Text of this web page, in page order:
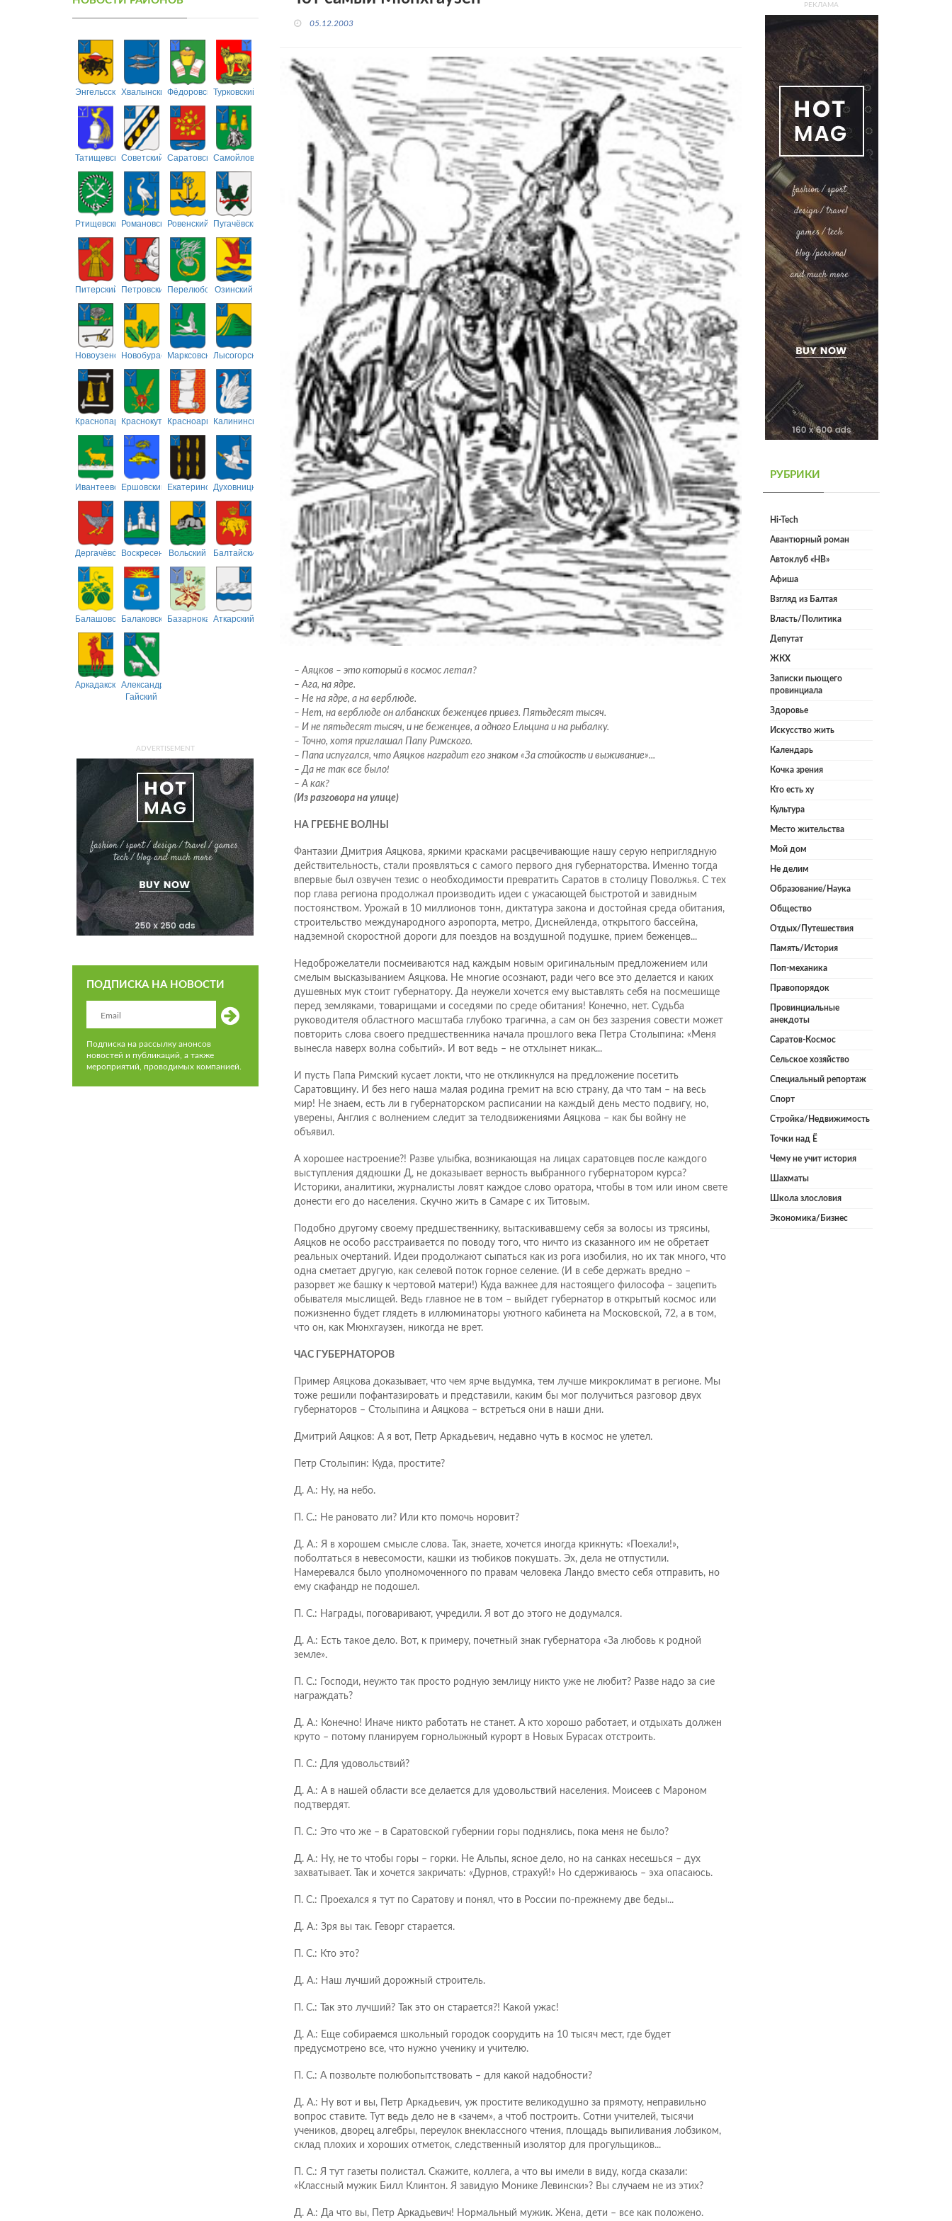
ЭнгельсскийХвалынскийФёдоровскийТурковский
ТатищевскийСоветский СаратовскийСамойловский
РтищевскийРомановскийРовенский Пугачёвский
Питерский ПетровскийПерелюбскийОзинский
НовоузенскийНовобурасскийМарксовскийЛысогорский
Краснопартизанский
КраснокутскийКрасноармейский
Калининский
ИвантеевскийЕршовский ЕкатериновскийДуховницкий
ДергачёвскийВоскресенскийВольский Балтайский
БалашовскийБалаковскийБазарнокарабулакский
Аткарский
АркадакскийАлександрово-
Гайский
ADVERTISEMENT
ПОДПИСКА НА НОВОСТИ
Подписка на рассылку анонсов
новостей и публикаций, а также
мероприятий, проводимых компанией.
05.12.2003
– Аяцков – это который в космос летал?
– Ага, на ядре.
– Не на ядре, а на верблюде.
– Нет, на верблюде он албанских беженцев привез. Пятьдесят тысяч.
– И не пятьдесят тысяч, и не беженцев, а одного Ельцина и на рыбалку.
– Точно, хотя приглашал Папу Римского.
– Папа испугался, что Аяцков наградит его знаком «За стойкость и выживание»...
– Да не так все было!
– А как?
(Из разговора на улице)
НА ГРЕБНЕ ВОЛНЫ
Фантазии Дмитрия Аяцкова, яркими красками расцвечивающие нашу серую неприглядную
действительность, стали проявляться с самого первого дня губернаторства. Именно тогда
впервые был озвучен тезис о необходимости превратить Саратов в столицу Поволжья. С тех
пор глава региона продолжал производить идеи с ужасающей быстротой и завидным
постоянством. Урожай в 10 миллионов тонн, диктатура закона и достойная среда обитания,
строительство международного аэропорта, метро, Диснейленда, открытого бассейна,
надземной скоростной дороги для поездов на воздушной подушке, прием беженцев...
Недоброжелатели посмеиваются над каждым новым оригинальным предложением или
смелым высказыванием Аяцкова. Не многие осознают, ради чего все это делается и каких
душевных мук стоит губернатору. Да неужели хочется ему выставлять себя на посмешище
перед земляками, товарищами и соседями по среде обитания! Конечно, нет. Судьба
руководителя областного масштаба глубоко трагична, а сам он без зазрения совести может
повторить слова своего предшественника начала прошлого века Петра Столыпина: «Меня
вынесла наверх волна событий». И вот ведь – не отхлынет никак...
И пусть Папа Римский кусает локти, что не откликнулся на предложение посетить
Саратовщину. И без него наша малая родина гремит на всю страну, да что там – на весь
мир! Не знаем, есть ли в губернаторском расписании на каждый день место подвигу, но,
уверены, Англия с волнением следит за телодвижениями Аяцкова – как бы войну не
объявил.
А хорошее настроение?! Разве улыбка, возникающая на лицах саратовцев после каждого
выступления дядюшки Д, не доказывает верность выбранного губернатором курса?
Историки, аналитики, журналисты ловят каждое слово оратора, чтобы в том или ином свете
донести его до населения. Скучно жить в Самаре с их Титовым.
Подобно другому своему предшественнику, вытаскивавшему себя за волосы из трясины,
Аяцков не особо расстраивается по поводу того, что ничто из сказанного им не обретает
реальных очертаний. Идеи продолжают сыпаться как из рога изобилия, но их так много, что
одна сметает другую, как селевой поток горное селение. (И в себе держать вредно –
разорвет же башку к чертовой матери!) Куда важнее для настоящего философа – зацепить
обывателя мыслищей. Ведь главное не в том – выйдет губернатор в открытый космос или
пожизненно будет глядеть в иллюминаторы уютного кабинета на Московской, 72, а в том,
что он, как Мюнхгаузен, никогда не врет.
ЧАС ГУБЕРНАТОРОВ
Пример Аяцкова доказывает, что чем ярче выдумка, тем лучше микроклимат в регионе. Мы
тоже решили пофантазировать и представили, каким бы мог получиться разговор двух
губернаторов – Столыпина и Аяцкова – встреться они в наши дни.
Дмитрий Аяцков: А я вот, Петр Аркадьевич, недавно чуть в космос не улетел.
Петр Столыпин: Куда, простите?
Д. А.: Ну, на небо.
П. С.: Не рановато ли? Или кто помочь норовит?
Д. А.: Я в хорошем смысле слова. Так, знаете, хочется иногда крикнуть: «Поехали!»,
поболтаться в невесомости, кашки из тюбиков покушать. Эх, дела не отпустили.
Намеревался было уполномоченного по правам человека Ландо вместо себя отправить, но
ему скафандр не подошел.
П. С.: Награды, поговаривают, учредили. Я вот до этого не додумался.
Д. А.: Есть такое дело. Вот, к примеру, почетный знак губернатора «За любовь к родной
земле».
П. С.: Господи, неужто так просто родную землицу никто уже не любит? Разве надо за сие
награждать?
Д. А.: Конечно! Иначе никто работать не станет. А кто хорошо работает, и отдыхать должен
круто – потому планируем горнолыжный курорт в Новых Бурасах отстроить.
П. С.: Для удовольствий?
Д. А.: А в нашей области все делается для удовольствий населения. Моисеев с Мароном
подтвердят.
П. С.: Это что же – в Саратовской губернии горы поднялись, пока меня не было?
Д. А.: Ну, не то чтобы горы – горки. Не Альпы, ясное дело, но на санках несешься – дух
захватывает. Так и хочется закричать: «Дурнов, страхуй!» Но сдерживаюсь – эха опасаюсь.
П. С.: Проехался я тут по Саратову и понял, что в России по-прежнему две беды...
Д. А.: Зря вы так. Геворг старается.
П. С.: Кто это?
Д. А.: Наш лучший дорожный строитель.
П. С.: Так это лучший? Так это он старается?! Какой ужас!
Д. А.: Еще собираемся школьный городок соорудить на 10 тысяч мест, где будет
предусмотрено все, что нужно ученику и учителю.
П. С.: А позвольте полюбопытствовать – для какой надобности?
Д. А.: Ну вот и вы, Петр Аркадьевич, уж простите великодушно за прямоту, неправильно
вопрос ставите. Тут ведь дело не в «зачем», а чтоб построить. Сотни учителей, тысячи
учеников, дворец алгебры, переулок внеклассного чтения, площадь выпиливания лобзиком,
склад плохих и хороших отметок, следственный изолятор для прогульщиков...
П. С.: Я тут газеты полистал. Скажите, коллега, а что вы имели в виду, когда сказали:
«Классный мужик Билл Клинтон. Я завидую Монике Левински»? Вы случаем не из этих?
Д. А.: Да что вы, Петр Аркадьевич! Нормальный мужик. Жена, дети – все как положено.
РЕКЛАМА
РУБРИКИ
Hi-Tech
Авантюрный роман
Автоклуб «НВ»
Афиша
Взгляд из Балтая
Власть/Политика
Депутат
ЖКХ
Записки пьющего
провинциала
Здоровье
Искусство жить
Календарь
Кочка зрения
Кто есть ху
Культура
Место жительства
Мой дом
Не делим
Образование/Наука
Общество
Отдых/Путешествия
Память/История
Поп-механика
Правопорядок
Провинциальные
анекдоты
Саратов-Космос
Сельское хозяйство
Специальный репортаж
Спорт
Стройка/Недвижимость
Точки над Ё
Чему не учит история
Шахматы
Школа злословия
Экономика/Бизнес